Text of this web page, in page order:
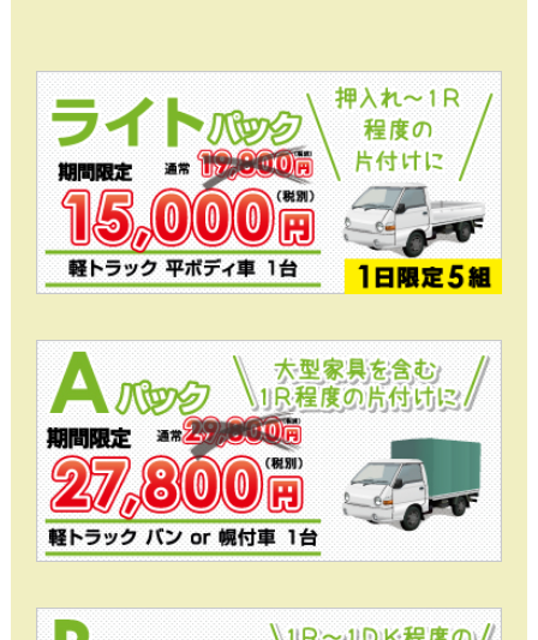
ライトパックプラン
押入れ～1R程度の片付けに
Aパックプラン
大型家具を含む1R程度の片付けに